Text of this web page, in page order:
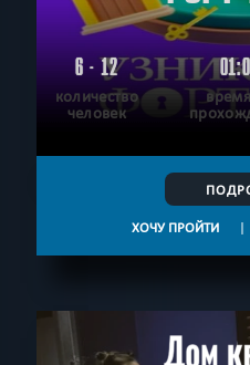
6 - 12
количество
человек
ХОЧУ ПРОЙТИ |